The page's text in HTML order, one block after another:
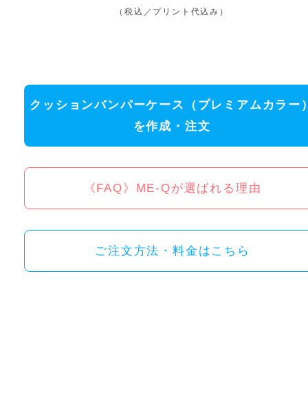
（税込／プリント代込み）
クッションバンパーケース（プレミアムカラー
を作成・注文
《FAQ》ME-Qが選ばれる理由
ご注文方法・料金はこちら